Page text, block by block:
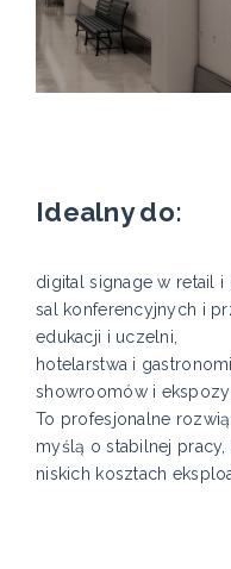
Idealny do:
digital signage w retail i
sal konferencyjnych i
edukacji i uczelni,
hotelarstwa i
showroomów i
To profesjonalne
myślą o stabilnej
niskich kosztach